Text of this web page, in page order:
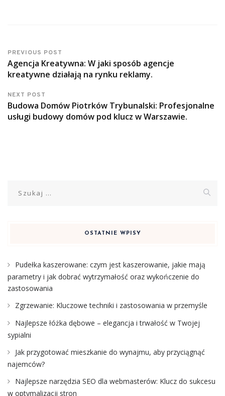
PREVIOUS POST
Agencja Kreatywna: W jaki sposób agencje
kreatywne działają na rynku reklamy.
NEXT POST
Budowa Domów Piotrków Trybunalski: Profesjonalne
usługi budowy domów pod klucz w Warszawie.
OSTATNIE WPISY
Pudełka kaszerowane: czym jest kaszerowanie, jakie mają
parametry i jak dobrać wytrzymałość oraz wykończenie do
zastosowania
Zgrzewanie: Kluczowe techniki i zastosowania w przemyśle
Najlepsze łóżka dębowe – elegancja i trwałość w Twojej
sypialni
Jak przygotować mieszkanie do wynajmu, aby przyciągnąć
najemców?
Najlepsze narzędzia SEO dla webmasterów: Klucz do sukcesu
w optymalizacji stron